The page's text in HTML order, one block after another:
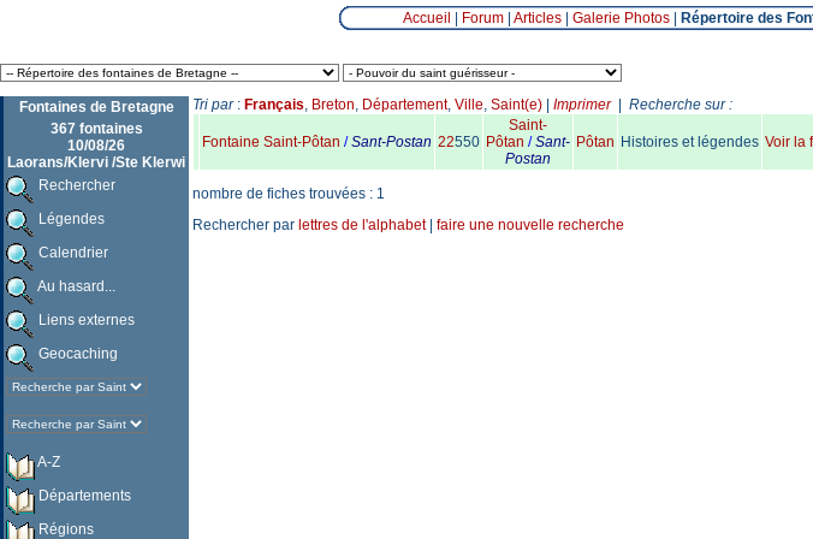
Accueil Forum| Articles| Galerie Photos| Répertoire des
Fontaines de Bretagne
367 fontaines
10/08/26
Laorans/Klervi /Ste Klerwi
Rechercher
Légendes
Calendrier
Au hasard...
Liens externes
Geocaching
A-Z
Départements
Régions
Tri par: Français, Breton, Département, Ville, Saint(e) Imprimer| Recherche sur :
Fontaine Saint-Pôtan /Sant-Postan 22550
Saint-
Pôtan /Sant-
Postan
Pôtan Histoires et légendes Voir la
nombre de fiches trouvées : 1
Rechercher par lettres de l'alphabet| faire une nouvelle recherche